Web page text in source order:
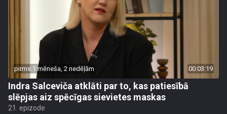
pirms 1 mēneša, 2 nedēļām 00:03:19
Indra Salceviča atklāti par to, kas patiesībā
slēpjas aiz spēcīgas sievietes maskas
21. epizode